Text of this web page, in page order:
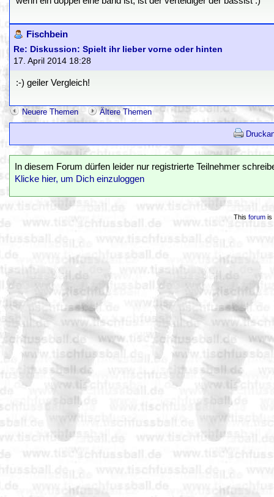
Fischbein
Re: Diskussion: Spielt ihr lieber vorne oder hinten
17. April 2014 18:28
:-) geiler Vergleich!
Neuere Themen Ältere Themen
In diesem Forum dürfen leider nur registrierte Teilnehmer
Klicke hier, um Dich einzuloggen
This forumis